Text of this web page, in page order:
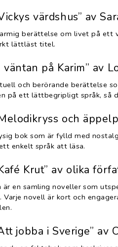
värdshus” av
berättelse om livet på ett
lättläst titel.
väntan på Karim” av
och berörande berättelse
på ett lättbegripligt språk, så
och
bok som är fylld med
enkelt språk att läsa.
Krut” av olika
är en samling noveller som
Varje novell är kort och
jobba i Sverige” av